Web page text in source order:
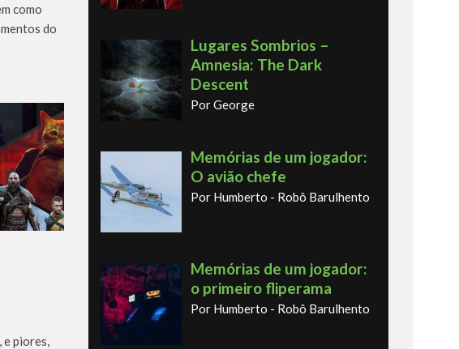
como
do
e piores,
Lugares Sombrios –
Amnesia: The Dark
Descent
Por George
Memórias de um jogador:
O avião chefe
Por Humberto - Robô Barulhento
Memórias de um jogador:
o primeiro fliperama
Por Humberto - Robô Barulhento